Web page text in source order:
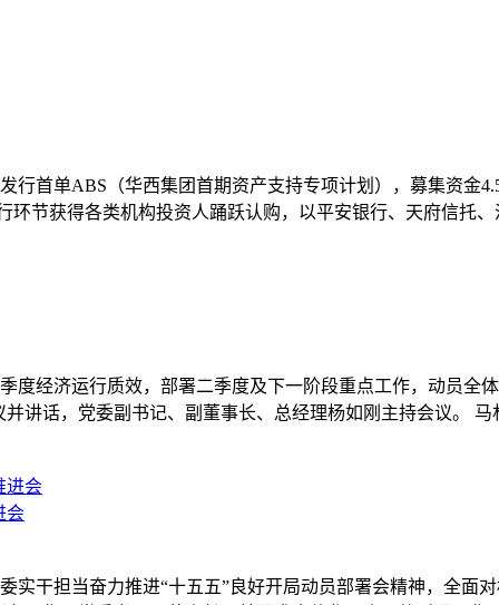
行首单ABS（华西集团首期资产支持专项计划），募集资金
节获得各类机构投资人踊跃认购，以平安银行、天府信托
度经济运行质效，部署二季度及下一阶段重点工作，动员全
讲话，党委副书记、副董事长、总经理杨如刚主持会议。
会
实干担当奋力推进“十五五”良好开局动员部署会精神，全面